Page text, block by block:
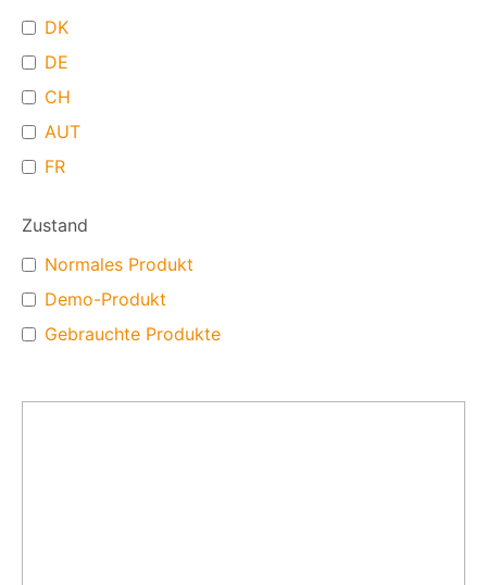
DK
DE
CH
AUT
FR
Zustand
Normales Produkt
Demo-Produkt
Gebrauchte Produkte